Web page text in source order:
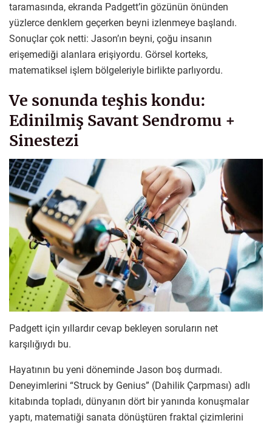
taramasında, ekranda Padgett’in gözünün önünden
yüzlerce denklem geçerken beyni izlenmeye başlandı.
Sonuçlar çok netti: Jason’ın beyni, çoğu insanın
erişemediği alanlara erişiyordu. Görsel korteks,
matematiksel işlem bölgeleriyle birlikte parlıyordu.
Ve sonunda teşhis kondu:
Edinilmiş Savant Sendromu +
Sinestezi
Padgett için yıllardır cevap bekleyen soruların net
karşılığıydı bu.
Hayatının bu yeni döneminde Jason boş durmadı.
Deneyimlerini “Struck by Genius” (Dahilik Çarpması) adlı
kitabında topladı, dünyanın dört bir yanında konuşmalar
yaptı, matematiği sanata dönüştüren fraktal çizimlerini